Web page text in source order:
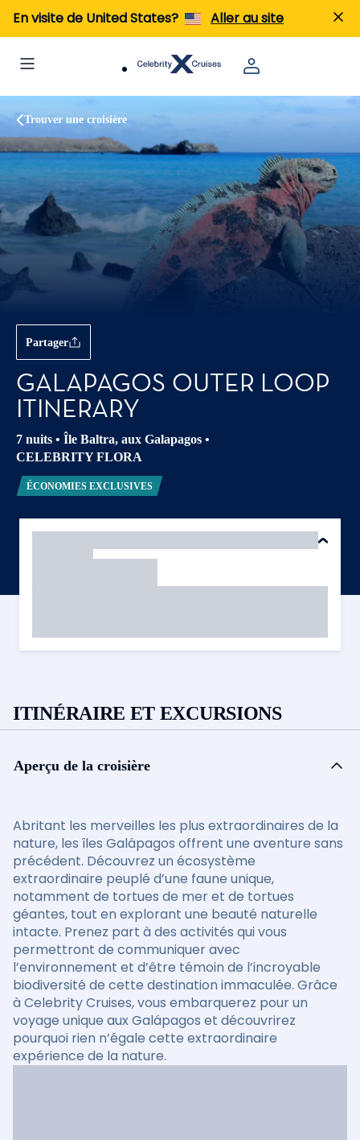
En visite de United States? Aller au site
Trouver une croisière
Partager
GALAPAGOS OUTER LOOP
ITINERARY
7 nuits • Île Baltra, aux Galapagos •
CELEBRITY FLORA
ÉCONOMIES EXCLUSIVES
ITINÉRAIRE ET EXCURSIONS
Aperçu de la croisière
Abritant les merveilles les plus extraordinaires de la
nature, les îles Galápagos offrent une aventure sans
précédent. Découvrez un écosystème
extraordinaire peuplé d’une faune unique,
notamment de tortues de mer et de tortues
géantes, tout en explorant une beauté naturelle
intacte. Prenez part à des activités qui vous
permettront de communiquer avec
l’environnement et d’être témoin de l’incroyable
biodiversité de cette destination immaculée. Grâce
à Celebrity Cruises, vous embarquerez pour un
voyage unique aux Galápagos et découvrirez
pourquoi rien n’égale cette extraordinaire
expérience de la nature.